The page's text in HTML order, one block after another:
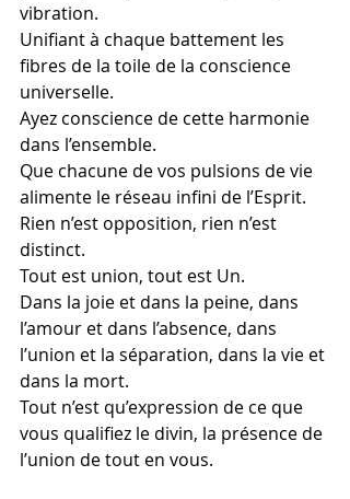
vibration.
Unifiant à chaque battement les
fibres de la toile de la conscience
universelle.
Ayez conscience de cette harmonie
dans l’ensemble.
Que chacune de vos pulsions de vie
alimente le réseau infini de l’Esprit.
Rien n’est opposition, rien n’est
distinct.
Tout est union, tout est Un.
Dans la joie et dans la peine, dans
l’amour et dans l’absence, dans
l’union et la séparation, dans la vie et
dans la mort.
Tout n’est qu’expression de ce que
vous qualifiez le divin, la présence de
l’union de tout en vous.